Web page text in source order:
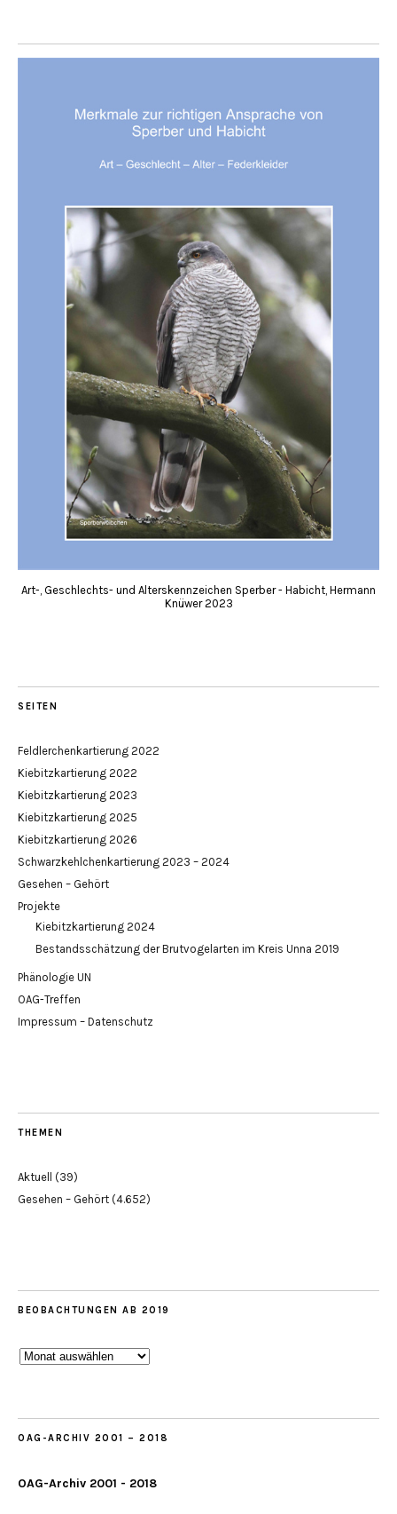
Art-, Geschlechts- und Alterskennzeichen Sperber - Habicht, Hermann
Knüwer 2023
SEITEN
Feldlerchenkartierung 2022
Kiebitzkartierung 2022
Kiebitzkartierung 2023
Kiebitzkartierung 2025
Kiebitzkartierung 2026
Schwarzkehlchenkartierung 2023 – 2024
Gesehen – Gehört
Projekte
Kiebitzkartierung 2024
Bestandsschätzung der Brutvogelarten im Kreis Unna 2019
Phänologie UN
OAG-Treffen
Impressum – Datenschutz
THEMEN
Aktuell
(39)
Gesehen – Gehört (4.652)
BEOBACHTUNGEN AB 2019
Beobachtungen
OAG-ARCHIV 2001 – 2018
OAG-Archiv 2001 - 2018